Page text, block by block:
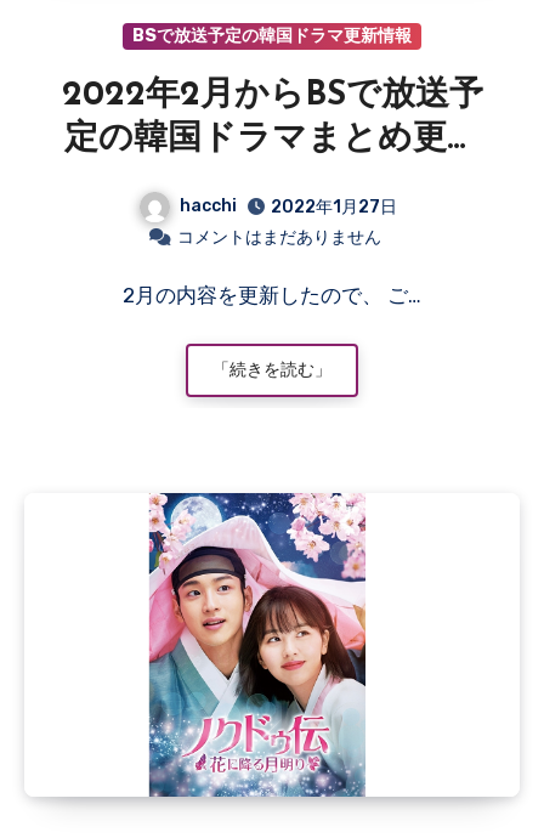
BSで放送予定の韓国ドラマ更新情報
2022年2月からBSで放送予
定の韓国ドラマまとめ更新
hacchi
2022年1月27日
コメントはまだありません
2月の内容を更新したので、 ご…
「続きを読む」